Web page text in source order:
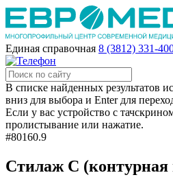
Единая справочная 8 (3812) 331-
В списке найденных результатов
вниз для выбора и Enter для
Если у вас устройство с
пролистывание или нажатие.
#80160.9
Стилаж С (контурная